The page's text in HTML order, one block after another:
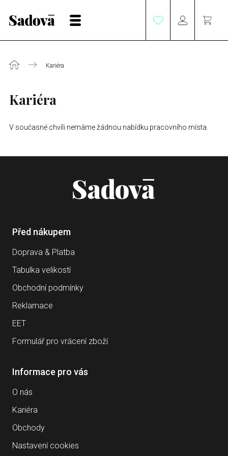
Kariéra
Kariéra
V současné chvíli nemáme žádnou nabídku pracovního místa.
Před nákupem
Doprava & Platba
Tabulka velikostí
Obchodní podmínky
Reklamace
EET
Formulář pro vrácení zboží
Informace pro vás
O nás
Kariéra
Obchody
Nastavení cookies